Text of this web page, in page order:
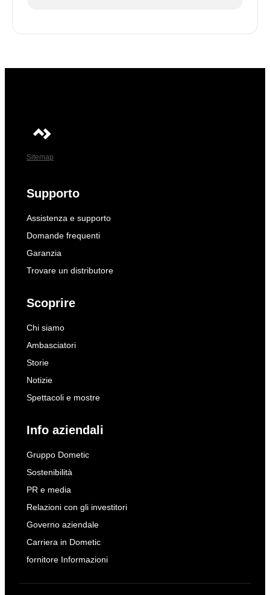
Sitemap
Supporto
Assistenza e supporto
Domande frequenti
Garanzia
Trovare un distributore
Scoprire
Chi siamo
Ambasciatori
Storie
Notizie
Spettacoli e mostre
Info aziendali
Gruppo Dometic
Sostenibilità
PR e media
Relazioni con gli investitori
Governo aziendale
Carriera in Dometic
fornitore Informazioni